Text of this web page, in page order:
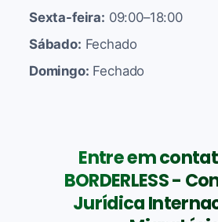
Sexta-feira: 09:00–18:00
Sábado: Fechado
Domingo: Fechado
Entre em
BORDERLESS -
Jurídica